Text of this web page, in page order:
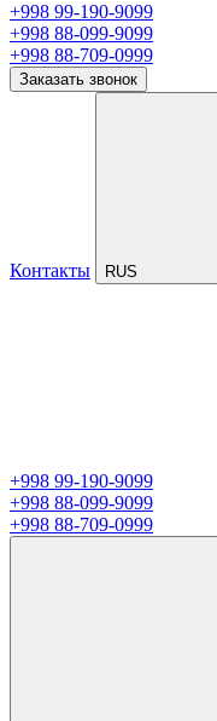
+998 99-190-9099
+998 88-099-9099
+998 88-709-0999
Заказать звонок
Контакты RUS
+998 99-190-9099
+998 88-099-9099
+998 88-709-0999